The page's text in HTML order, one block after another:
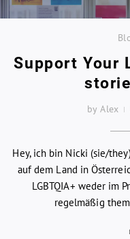
Support Your
by Alex
Hey, ich bin Nicki (sie/
auf dem Land in
LGBTQIA+ weder im
regelmäßig